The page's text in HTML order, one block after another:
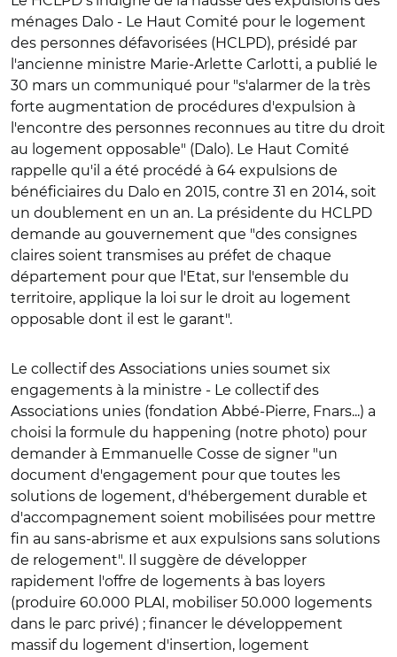
ménages Dalo - Le Haut Comité pour le logement
des personnes défavorisées (HCLPD), présidé par
l'ancienne ministre Marie-Arlette Carlotti, a publié le
30 mars un communiqué pour "s'alarmer de la très
forte augmentation de procédures d'expulsion à
l'encontre des personnes reconnues au titre du droit
au logement opposable" (Dalo). Le Haut Comité
rappelle qu'il a été procédé à 64 expulsions de
bénéficiaires du Dalo en 2015, contre 31 en 2014, soit
un doublement en un an. La présidente du HCLPD
demande au gouvernement que "des consignes
claires soient transmises au préfet de chaque
département pour que l'Etat, sur l'ensemble du
territoire, applique la loi sur le droit au logement
opposable dont il est le garant".
Le collectif des Associations unies soumet six
engagements à la ministre - Le collectif des
Associations unies (fondation Abbé-Pierre, Fnars...) a
choisi la formule du happening (notre photo) pour
demander à Emmanuelle Cosse de signer "un
document d'engagement pour que toutes les
solutions de logement, d'hébergement durable et
d'accompagnement soient mobilisées pour mettre
fin au sans-abrisme et aux expulsions sans solutions
de relogement". Il suggère de développer
rapidement l'offre de logements à bas loyers
(produire 60.000 PLAI, mobiliser 50.000 logements
dans le parc privé) ; financer le développement
massif du logement d'insertion, logement